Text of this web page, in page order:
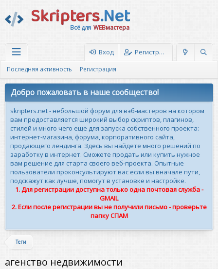
Skripters.Net
Всё для WEBмастера
Вход Регистрация
Последняя активность Регистрация
Добро пожаловать в наше сообщество!
skripters.net - небольшой форум для вэб-мастеров на котором
вам предоставляется широкий выбор скриптов, плагинов,
стилей и много чего еще для запуска собственного проекта:
интернет-магазина, форума, корпоративного сайта,
продающего лендинга. Здесь вы найдете много решений по
заработку в интернет. Сможете продать или купить нужное
вам решение для старта своего веб-проекта. Опытные
пользователи проконсультируют вас если вы вначале пути,
подскажут как лучше, помогут в установке и настройке.
1. Для регистрации доступна только одна почтовая служба -
GMAIL
2. Если после регистрации вы не получили письмо - проверьте
папку СПАМ
Теги
агенство недвижимости